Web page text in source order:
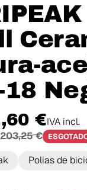
18
€IVA incl.
203,25 €
Polias de